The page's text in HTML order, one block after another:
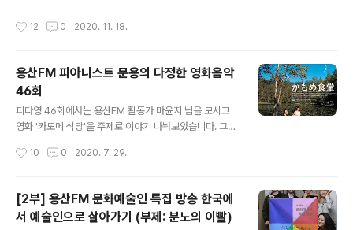
정한 영화음악 47회를 들어보시기 바랍니다. 댓글과 좋아
사이드웨이 [용산FM] 피아니스트 문용의 다정한 영화음악
47회 - 사이드웨이 [용산FM] 진행: 문용 / 게스트: 만게T
Ara / 기술: 노원마을미디어지원센터 채우석 주임 *영화 :
사이드웨이 (Side way , 2004) - ◇ 한줄거리 : 와인 w
12 0 2020. 11. 18.
용산FM 피아니스트 문용의 다정한 영화음악
46회
피다영 46회에서는 용산FM 활동가 마윤지 님을 모시고
영화 '카모메 식당'을 주제로 이야기 나눠보았습니다. 그럼,
보시기 바랍니다. 댓글과 좋아요는 커다란 힘이 됩니다 :)
용의 다정한 영화음악 46회 - 카모메 식당 [용산FM] 피아
니스트 문용의 다정한 영화음악 46회 - 카모메 식당 [용산
FM] * 진행: 문용 / 게스트: 만게TAra, 마윤지 / 기술: 문용
10 0 2020. 7. 29.
[2부] 용산FM 문화예술인 특집 방송 한국에
서 예술인으로 살아가기 (부제: 분노의 이빨)